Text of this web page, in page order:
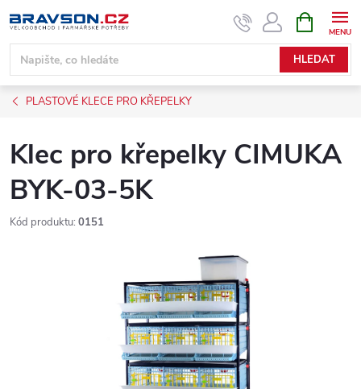
na
obsah
HLEDAT
NÁKUPNÍ
KOŠÍK
PLASTOVÉ KLECE PRO KŘEPELKY
Klec pro křepelky CIMUKA
BYK-03-5K
Kód produktu: 0151